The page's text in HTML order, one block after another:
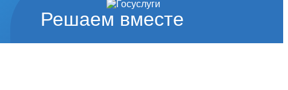
Решаем вместе